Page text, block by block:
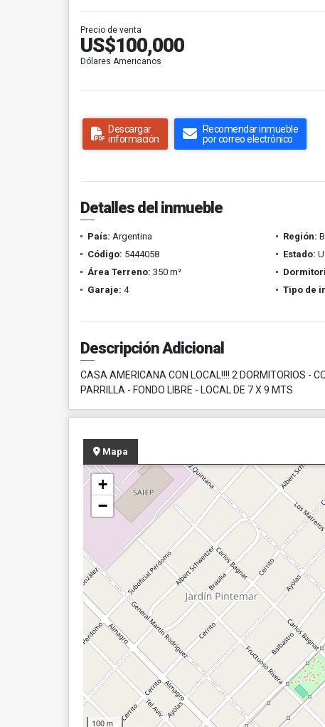
Precio de venta
US$100,000
Dólares Americanos
Descargar
información
Recomendar inmueble
por correo electrónico
Detalles del inmueble
País: Argentina Región:
Código: 5444058 Estado:
Área Terreno: 350 m²
Garaje: 4 Tipo de
Descripción Adicional
CASA AMERICANA CON LOCAL!!!! 2 DORMITORIOS -
PARRILLA - FONDO LIBRE - LOCAL DE 7 X 9 MTS
Mapa
+
−
100 m